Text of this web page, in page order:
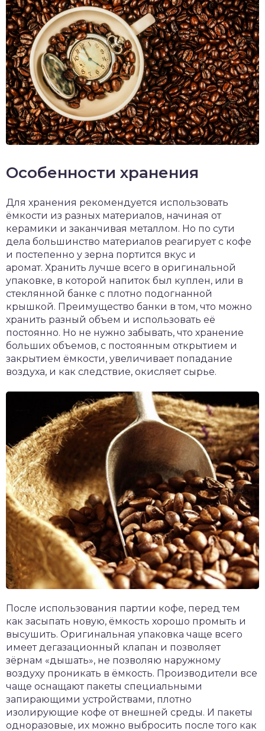
Особенности хранения
Для хранения рекомендуется использовать
ёмкости из разных материалов, начиная от
керамики и заканчивая металлом. Но по сути
дела большинство материалов реагирует с кофе
и постепенно у зерна портится вкус и
аромат. Хранить лучше всего в оригинальной
упаковке, в которой напиток был куплен, или в
стеклянной банке с плотно подогнанной
крышкой. Преимущество банки в том, что можно
хранить разный объем и использовать её
постоянно. Но не нужно забывать, что хранение
больших объемов, с постоянным открытием и
закрытием ёмкости, увеличивает попадание
воздуха, и как следствие, окисляет сырье.
После использования партии кофе, перед тем
как засыпать новую, ёмкость хорошо промыть и
высушить. Оригинальная упаковка чаще всего
имеет дегазационный клапан и позволяет
зёрнам «дышать», не позволяю наружному
воздуху проникать в ёмкость. Производители все
чаще оснащают пакеты специальными
запирающими устройствами, плотно
изолирующие кофе от внешней среды. И пакеты
одноразовые, их можно выбросить после того как